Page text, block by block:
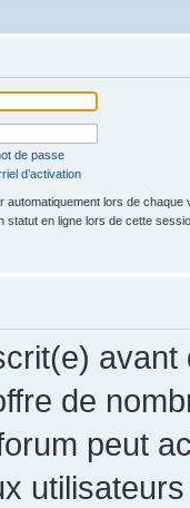
de passe
d’activation
automatiquement lors de chaque
statut en ligne lors de cette
avant
de
peut